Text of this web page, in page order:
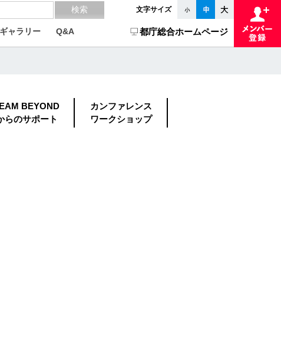
文字サイズ
ギャラリー Q&A 都庁総合ホームページ
BEYOND
らのサポート
カンファレンス
ワークショップ